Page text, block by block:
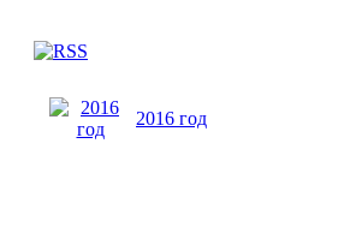
2016 год